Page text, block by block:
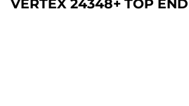
VERTEX 24348+ TOP END